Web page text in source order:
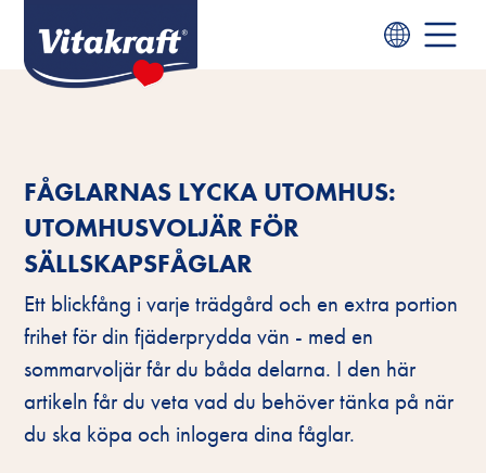
FÅGLARNAS LYCKA UTOMHUS:
UTOMHUSVOLJÄR FÖR
SÄLLSKAPSFÅGLAR
Ett blickfång i varje trädgård och en extra portion
frihet för din fjäderprydda vän - med en
sommarvoljär får du båda delarna. I den här
artikeln får du veta vad du behöver tänka på när
du ska köpa och inlogera dina fåglar.